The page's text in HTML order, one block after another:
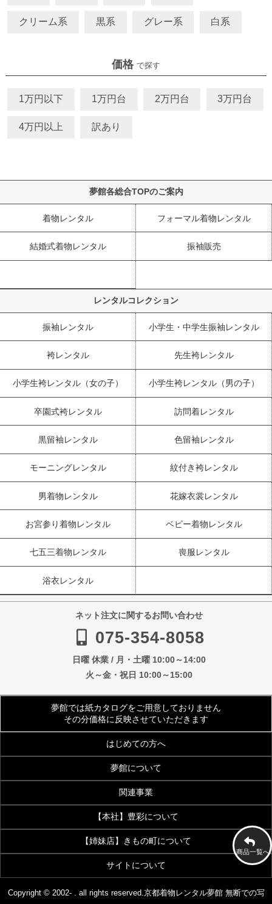
商品一覧へ
クリーム系 黒系 グレー系 白系
価格 で探す
1万円以下 1万円台 2万円台 3万円台
4万円以上 訳あり
夢館各総合TOPのご案内
着物レンタル フォーマル着物レンタル
結婚式着物レンタル 振袖販売
レンタルコレクション
振袖レンタル 小学生・中学生振袖レンタル
袴レンタル 先生袴レンタル
小学生袴レンタル（女の子） 小学生袴レンタル（男の子）
卒園式袴レンタル 訪問着レンタル
黒留袖レンタル 色留袖レンタル
モーニングレンタル 紋付き袴レンタル
男着物レンタル 花嫁衣裳レンタル
お宮参り着物レンタル ベビー着物レンタル
七五三着物レンタル 喪服レンタル
浴衣レンタル
ネット注文に関するお問い合わせ
075-354-8058
日曜 休業 / 月・土曜 10:00～14:00
火～金・祝日 10:00～15:00
夢館では紙カタログをご用意しておりません
その分価格に反映させていただきます
はじめての方へ
夢館について
メディア・雑誌掲載
お問い合わせ
関連事業
【着付・美容】夢館beauty 京都観光着物レンタル
京都烏丸五条観光案内所
【本社】豊彩について
豊彩公式サイト きものクリニック
【姉妹店】きもの町について
着物・和装通販 京都きもの町
[KIMONOMACHI]本店
[七五三特集]
サイトについて
特定商取引法に基づく表示 プライバシーポリシー
Copyright © 2002- . all rights reserved.京都着物レンタル夢館無断での写